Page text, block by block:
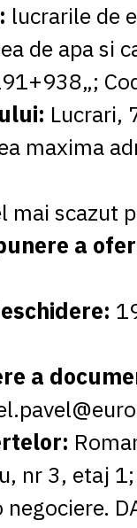
lucrarile de
de apa si
Lucrari,
maxima
mai scazut
a
a
nr 3, etaj